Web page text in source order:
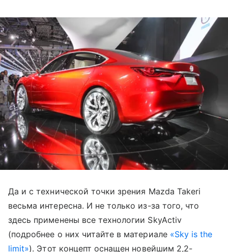
Да и с технической точки зрения Mazda Takeri
весьма интересна. И не только из-за того, что
здесь применены все технологии SkyActiv
(подробнее о них читайте в материале «Sky is the
limit»). Этот концепт оснащен новейшим 2,2-